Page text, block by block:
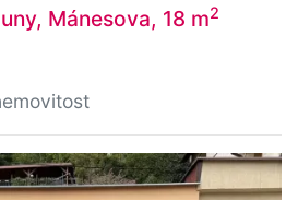
Mánesova, 18 m2